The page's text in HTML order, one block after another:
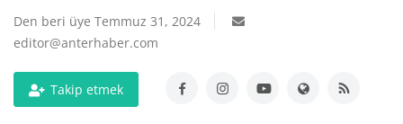
Turizm
Siyaset
Den beri üye Temmuz 31, 2024
editor@anterhaber.com
Takip etmek